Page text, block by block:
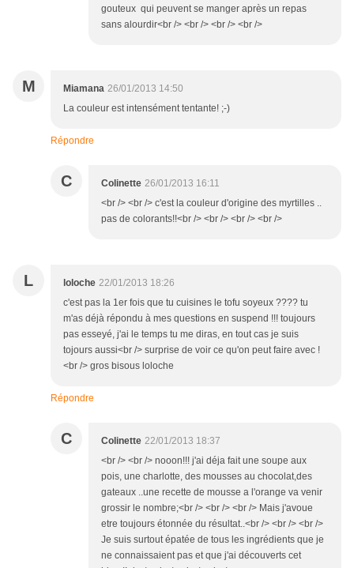
gouteux qui peuvent se manger après un repas
sans alourdir<br /> <br /> <br /> <br />
M Miamana 26/01/2013 14:50
La couleur est intensément tentante! ;-)
Répondre
C Colinette 26/01/2013 16:11
<br /> <br /> c'est la couleur d'origine des myrtilles ..
pas de colorants!!<br /> <br /> <br /> <br />
L loloche 22/01/2013 18:26
c'est pas la 1er fois que tu cuisines le tofu soyeux ???? tu
m'as déjà répondu à mes questions en suspend !!! toujours
pas esseyé, j'ai le temps tu me diras, en tout cas je suis
tojours aussi<br /> surprise de voir ce qu'on peut faire avec !
<br /> gros bisous loloche
Répondre
C Colinette 22/01/2013 18:37
<br /> <br /> nooon!!! j'ai déja fait une soupe aux
pois, une charlotte, des mousses au chocolat,des
gateaux ..une recette de mousse a l'orange va venir
grossir le nombre;<br /> <br /> <br /> Mais j'avoue
etre toujours étonnée du résultat..<br /> <br /> <br />
Je suis surtout épatée de tous les ingrédients que je
ne connaissaient pas et que j'ai découverts cet